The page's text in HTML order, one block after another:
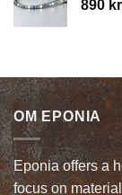
890 kr
OM EPONIA
Eponia offers a
focus on